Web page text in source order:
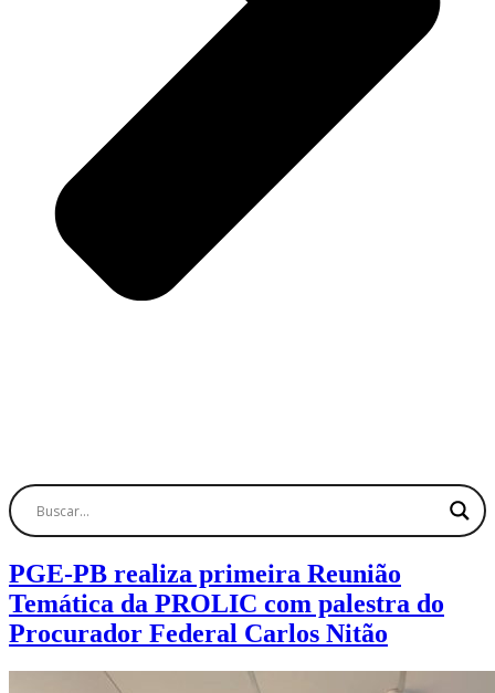
PGE-PB realiza primeira Reunião
Temática da PROLIC com palestra do
Procurador Federal Carlos Nitão